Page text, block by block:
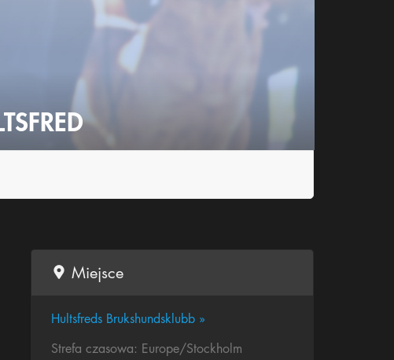
Miejsce
Hultsfreds Brukshundsklubb »
Strefa czasowa: Europe/Stockholm